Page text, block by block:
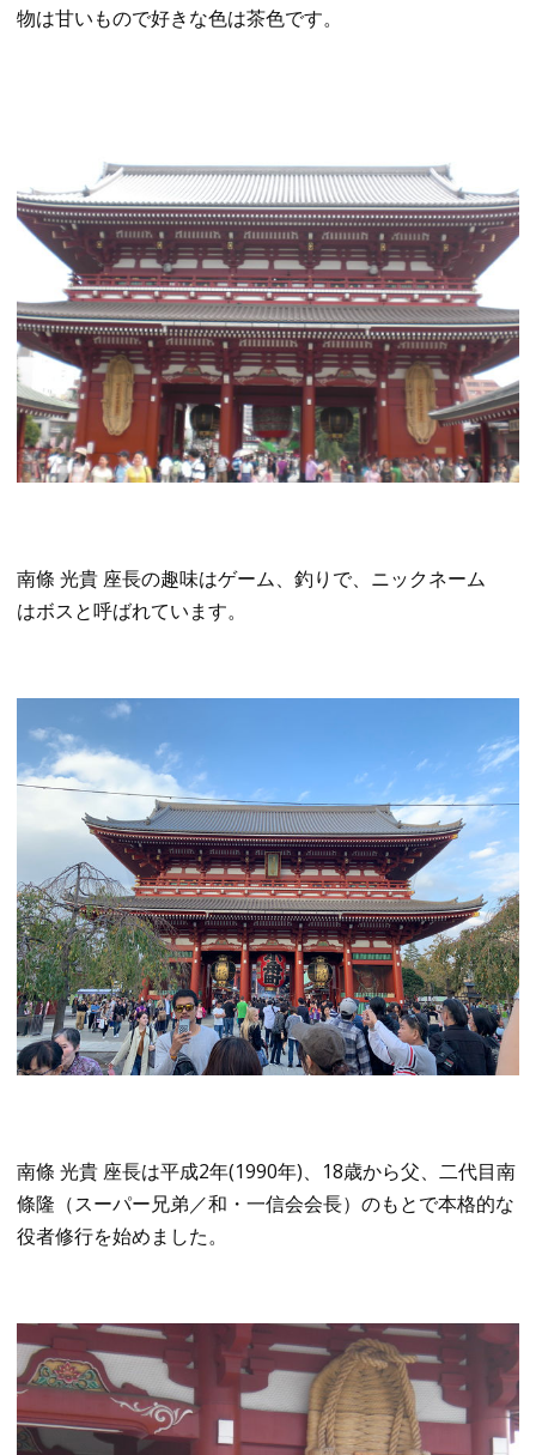
物は甘いもので好きな色は茶色です。
南條 光貴 座長の趣味はゲーム、釣りで、ニックネーム
はボスと呼ばれています。
南條 光貴 座長は平成2年(1990年)、18歳から父、二代目南
條隆（スーパー兄弟／和・一信会会長）のもとで本格的な
役者修行を始めました。